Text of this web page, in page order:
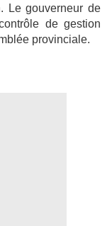
Le gouverneur de
de gestion
provinciale.